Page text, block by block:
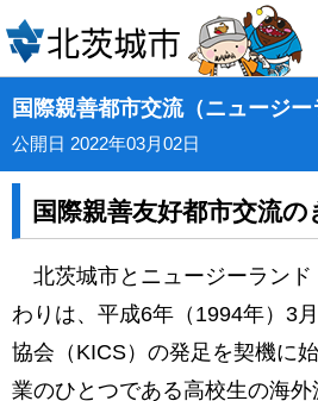
国際親善都市交流（ニュージー
公開日 2022年03月02日
国際親善友好都市交流の
北茨城市とニュージーランド
わりは、平成6年（1994年）3
協会（KICS）の発足を契機に
業のひとつである高校生の海